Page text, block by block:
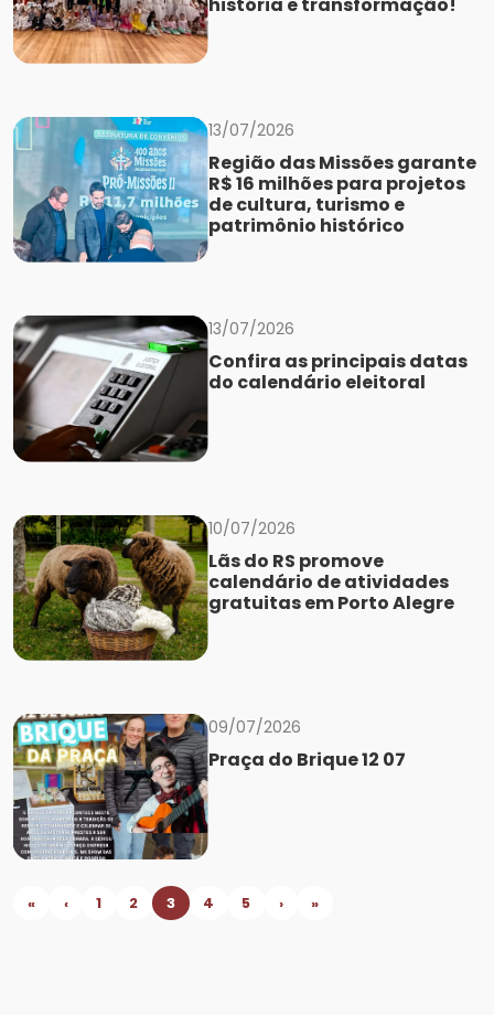
13/07/2026
Região das Missões garante
R$ 16 milhões para projetos
de cultura, turismo e
patrimônio histórico
13/07/2026
Confira as principais datas
do calendário eleitoral
10/07/2026
Lãs do RS promove
calendário de atividades
gratuitas em Porto Alegre
09/07/2026
Praça do Brique 12 07
« ‹ 1 2 3 4 5 › »